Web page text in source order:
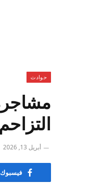
حوادث
أبريل 13, 2026
فيسبوك